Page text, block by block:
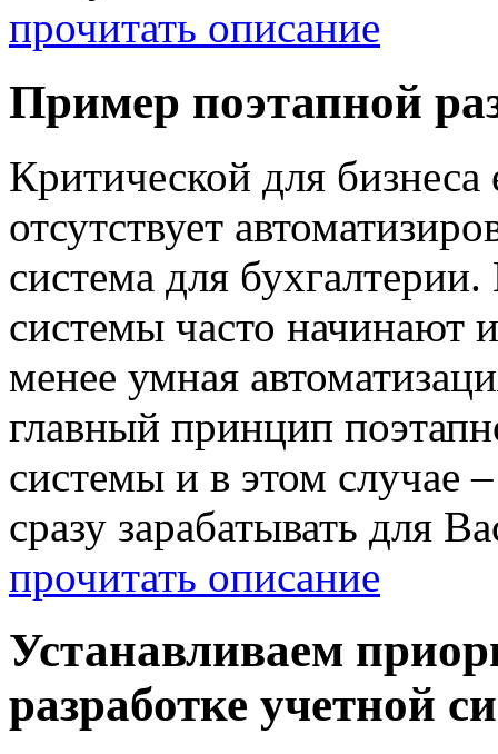
прочитать описание
Пример поэтапной
Критической для бизнеса
отсутствует
система для
системы часто начинают
менее умная
главный принцип
системы и в этом случае
сразу зарабатывать для
прочитать описание
Устанавливаем
разработке учетной